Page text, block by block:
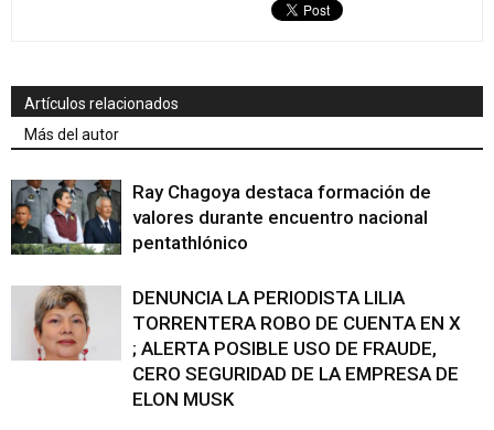
Artículos relacionados
Más del autor
Ray Chagoya destaca formación de
valores durante encuentro nacional
pentathlónico
DENUNCIA LA PERIODISTA LILIA
TORRENTERA ROBO DE CUENTA EN X
; ALERTA POSIBLE USO DE FRAUDE,
CERO SEGURIDAD DE LA EMPRESA DE
ELON MUSK